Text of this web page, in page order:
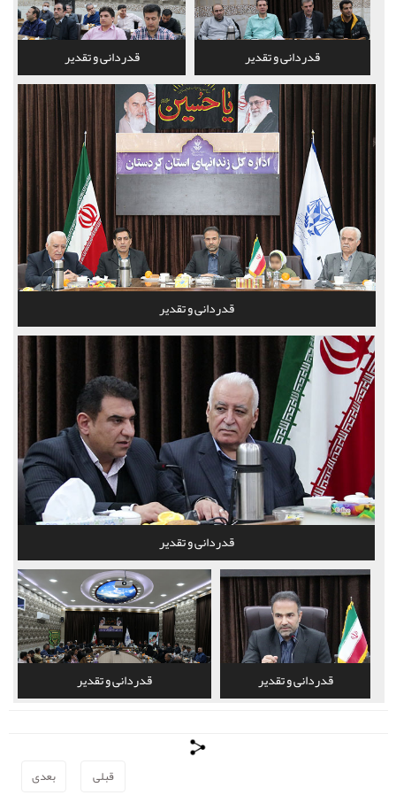
قدردانی و تقدیر قدردانی و تقدیر
قدردانی و تقدیر
قدردانی و تقدیر
قدردانی و تقدیر قدردانی و تقدیر
بعدی قبلی